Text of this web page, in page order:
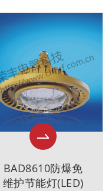
BAD8610防爆免
维护节能灯(LED)